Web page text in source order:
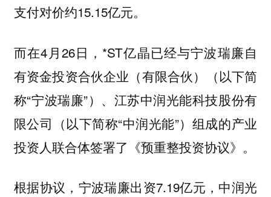
支付对价约15.15亿元。
而在4月26日，*ST亿晶已经与宁波瑞廉自
有资金投资合伙企业（有限合伙）（以下简
称“宁波瑞廉”）、江苏中润光能科技股份有
限公司（以下简称“中润光能”）组成的产业
投资人联合体签署了《预重整投资协议》。
根据协议，宁波瑞廉出资7.19亿元，中润光